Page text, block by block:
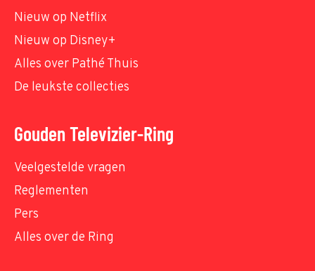
Nieuw op Netflix
Nieuw op Disney+
Alles over Pathé Thuis
De leukste collecties
Gouden Televizier-Ring
Veelgestelde vragen
Reglementen
Pers
Alles over de Ring